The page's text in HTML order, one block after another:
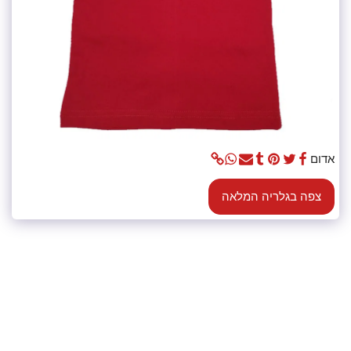
אדום
צפה בגלריה המלאה